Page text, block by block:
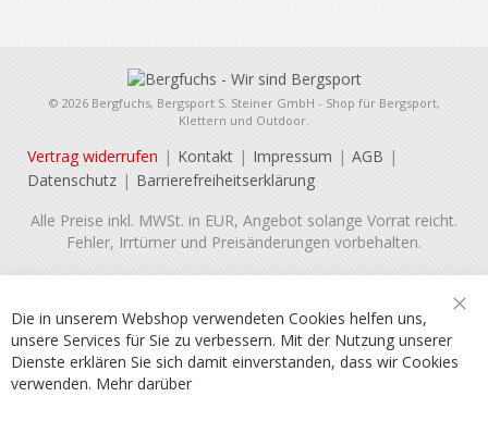
© 2026 Bergfuchs, Bergsport S. Steiner GmbH - Shop für Bergsport,
Klettern und Outdoor.
Vertrag widerrufen Kontakt Impressum
AGB
Datenschutz
Barrierefreiheitserklärung
Alle Preise inkl. MWSt. in EUR, Angebot solange Vorrat reicht.
Fehler, Irrtümer und Preisänderungen vorbehalten.
Die in unserem Webshop verwendeten Cookies helfen uns,
unsere Services für Sie zu verbessern. Mit der Nutzung unserer
Dienste erklären Sie sich damit einverstanden, dass wir Cookies
verwenden. Mehr darüber